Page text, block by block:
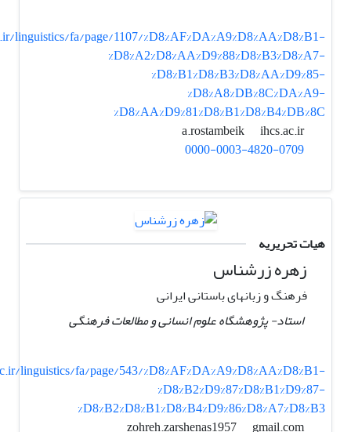
linguistics/fa/page/1107/%D8%AF%DA%A9%D8%AA%D8%B1-
%D8%A2%D8%AA%D9%88%D8%B3%D8%A7-
%D8%B1%D8%B3%D8%AA%D9%85-
%D8%A8%DB%8C%DA%A9-
%D8%AA%D9%81%D8%B1%D8%B4%DB%8C
a.rostambeik
ihcs.ac.ir
0000-0003-4820-0709
هیات تحریریه
زهره زرشناس
فرهنگ و زبانهای باستانی ایرانی
استاد- پژوهشگاه علوم انسانی و مطالعات فرهنگی
linguistics/fa/page/543/%D8%AF%DA%A9%D8%AA%D8%B1-
%D8%B2%D9%87%D8%B1%D9%87-
%D8%B2%D8%B1%D8%B4%D9%86%D8%A7%D8%B3
gmail.com